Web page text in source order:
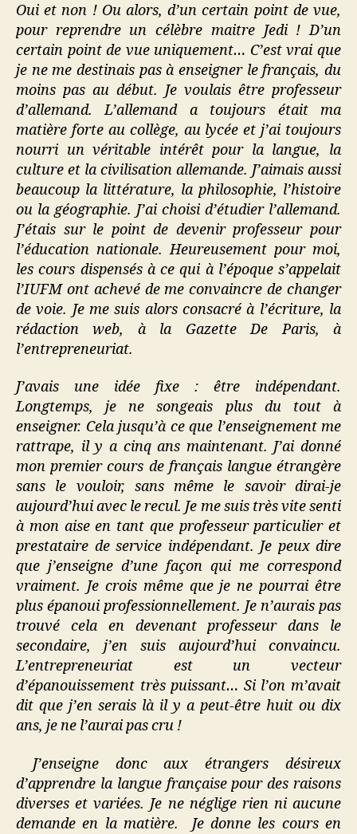
Oui et non ! Ou alors, d’un certain point de vue,
pour reprendre un célèbre maitre Jedi ! D’un
certain point de vue uniquement… C’est vrai que
je ne me destinais pas à enseigner le français, du
moins pas au début. Je voulais être professeur
d’allemand. L’allemand a toujours était ma
matière forte au collège, au lycée et j’ai toujours
nourri un véritable intérêt pour la langue, la
culture et la civilisation allemande. J’aimais aussi
beaucoup la littérature, la philosophie, l’histoire
ou la géographie. J’ai choisi d’étudier l’allemand.
J’étais sur le point de devenir professeur pour
l’éducation nationale. Heureusement pour moi,
les cours dispensés à ce qui à l’époque s’appelait
l’IUFM ont achevé de me convaincre de changer
de voie. Je me suis alors consacré à l’écriture, la
rédaction web, à la Gazette De Paris, à
l’entrepreneuriat.
J’avais une idée fixe : être indépendant.
Longtemps, je ne songeais plus du tout à
enseigner. Cela jusqu’à ce que l’enseignement me
rattrape, il y a cinq ans maintenant. J’ai donné
mon premier cours de français langue étrangère
sans le vouloir, sans même le savoir dirai-je
aujourd’hui avec le recul. Je me suis très vite senti
à mon aise en tant que professeur particulier et
prestataire de service indépendant. Je peux dire
que j’enseigne d’une façon qui me correspond
vraiment. Je crois même que je ne pourrai être
plus épanoui professionnellement. Je n’aurais pas
trouvé cela en devenant professeur dans le
secondaire, j’en suis aujourd’hui convaincu.
L’entrepreneuriat est un vecteur
d’épanouissement très puissant… Si l’on m’avait
dit que j’en serais là il y a peut-être huit ou dix
ans, je ne l’aurai pas cru !
J’enseigne donc aux étrangers désireux
d’apprendre la langue française pour des raisons
diverses et variées. Je ne néglige rien ni aucune
demande en la matière. Je donne les cours en